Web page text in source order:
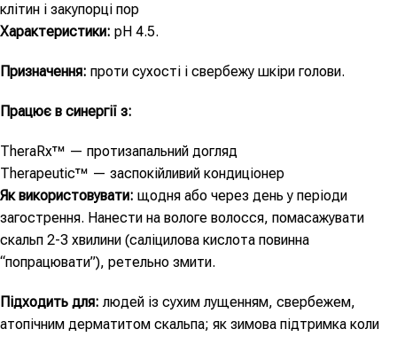
клітин і закупорці пор
Характеристики: pH 4.5.
Призначення: проти сухості і свербежу шкіри голови.
Працює в синергії з:
TheraRx™ — протизапальний догляд
Therapeutic™ — заспокійливий кондиціонер
Як використовувати: щодня або через день у періоди
загострення. Нанести на вологе волосся, помасажувати
скальп 2-3 хвилини (саліцилова кислота повинна
“попрацювати”), ретельно змити.
Підходить для: людей із сухим лущенням, свербежем,
атопічним дерматитом скальпа; як зимова підтримка коли